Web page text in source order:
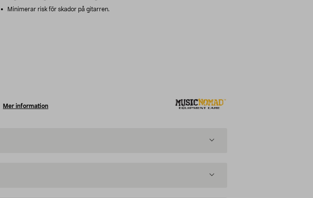
Minimerar risk för skador på gitarren.
Mer information